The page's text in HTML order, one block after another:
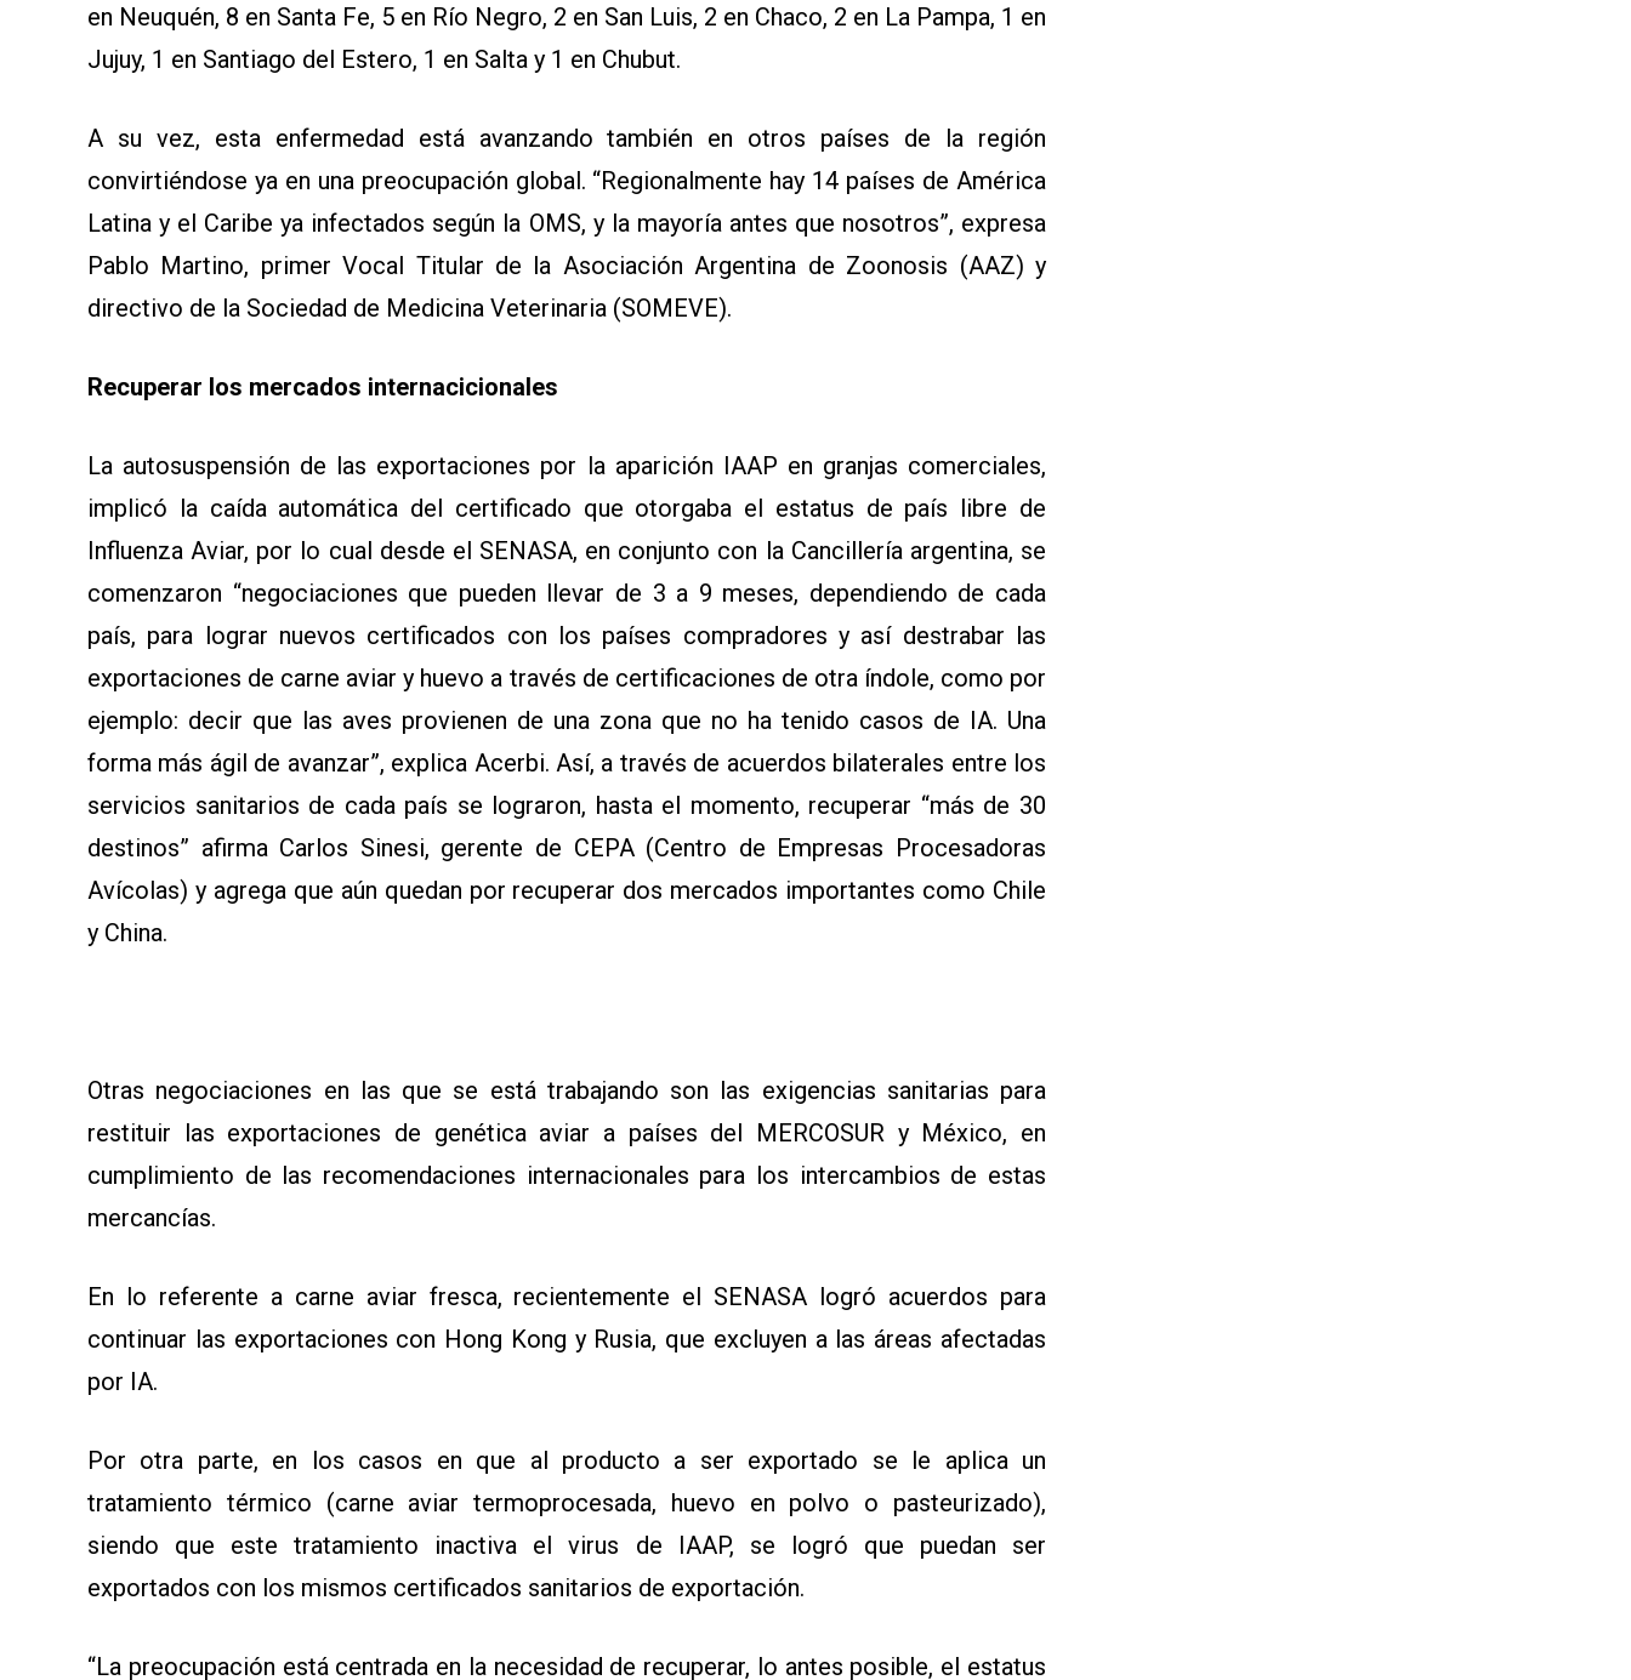
en Neuquén, 8 en Santa Fe, 5 en Río Negro, 2 en San Luis, 2 en Chaco, 2 en La Pampa, 1 en
Jujuy, 1 en Santiago del Estero, 1 en Salta y 1 en Chubut.
A su vez, esta enfermedad está avanzando también en otros países de la región
convirtiéndose ya en una preocupación global. “Regionalmente hay 14 países de América
Latina y el Caribe ya infectados según la OMS, y la mayoría antes que nosotros”, expresa
Pablo Martino, primer Vocal Titular de la Asociación Argentina de Zoonosis (AAZ) y
directivo de la Sociedad de Medicina Veterinaria (SOMEVE).
Recuperar los mercados internacicionales
La autosuspensión de las exportaciones por la aparición IAAP en granjas comerciales,
implicó la caída automática del certificado que otorgaba el estatus de país libre de
Influenza Aviar, por lo cual desde el SENASA, en conjunto con la Cancillería argentina, se
comenzaron “negociaciones que pueden llevar de 3 a 9 meses, dependiendo de cada
país, para lograr nuevos certificados con los países compradores y así destrabar las
exportaciones de carne aviar y huevo a través de certificaciones de otra índole, como por
ejemplo: decir que las aves provienen de una zona que no ha tenido casos de IA. Una
forma más ágil de avanzar”, explica Acerbi. Así, a través de acuerdos bilaterales entre los
servicios sanitarios de cada país se lograron, hasta el momento, recuperar “más de 30
destinos” afirma Carlos Sinesi, gerente de CEPA (Centro de Empresas Procesadoras
Avícolas) y agrega que aún quedan por recuperar dos mercados importantes como Chile
y China.
Otras negociaciones en las que se está trabajando son las exigencias sanitarias para
restituir las exportaciones de genética aviar a países del MERCOSUR y México, en
cumplimiento de las recomendaciones internacionales para los intercambios de estas
mercancías.
En lo referente a carne aviar fresca, recientemente el SENASA logró acuerdos para
continuar las exportaciones con Hong Kong y Rusia, que excluyen a las áreas afectadas
por IA.
Por otra parte, en los casos en que al producto a ser exportado se le aplica un
tratamiento térmico (carne aviar termoprocesada, huevo en polvo o pasteurizado),
siendo que este tratamiento inactiva el virus de IAAP, se logró que puedan ser
exportados con los mismos certificados sanitarios de exportación.
“La preocupación está centrada en la necesidad de recuperar, lo antes posible, el estatus